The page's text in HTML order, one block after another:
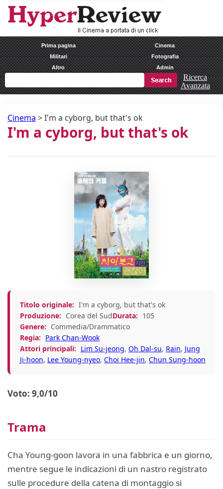
Prima pagina
Cinema
Militari
Fotografia
Altro
Admin
Ricerca
Avanzata
Cinema >I'm a cyborg, but that's ok
I'm a cyborg, but that's ok
Titolo originale: I'm a cyborg, but that's ok
Produzione: Corea del SudDurata: 105
Genere: Commedia/Drammatico
Regia: Park Chan-Wook
Attori principali: Lim Su-jeong, Oh Dal-su, Rain, Jung
Ji-hoon, Lee Young-nyeo, Choi Hee-jin, Chun Sung-hoon
Voto: 9,0/10
Trama
Cha Young-goon lavora in una fabbrica e un giorno,
mentre segue le indicazioni di un nastro registrato
sulle procedure della catena di montaggio si